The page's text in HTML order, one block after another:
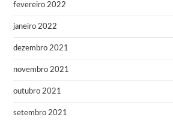
fevereiro 2022
janeiro 2022
dezembro 2021
novembro 2021
outubro 2021
setembro 2021